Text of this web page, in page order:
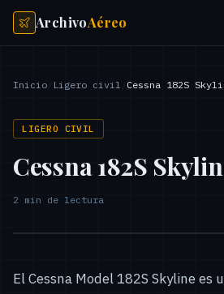
ArchivoAéreo
Inicio Ligero civil Cessna 182S
LIGERO CIVIL
Cessna 182S
2 min de lectura
El Cessna Model 182S Skyline es